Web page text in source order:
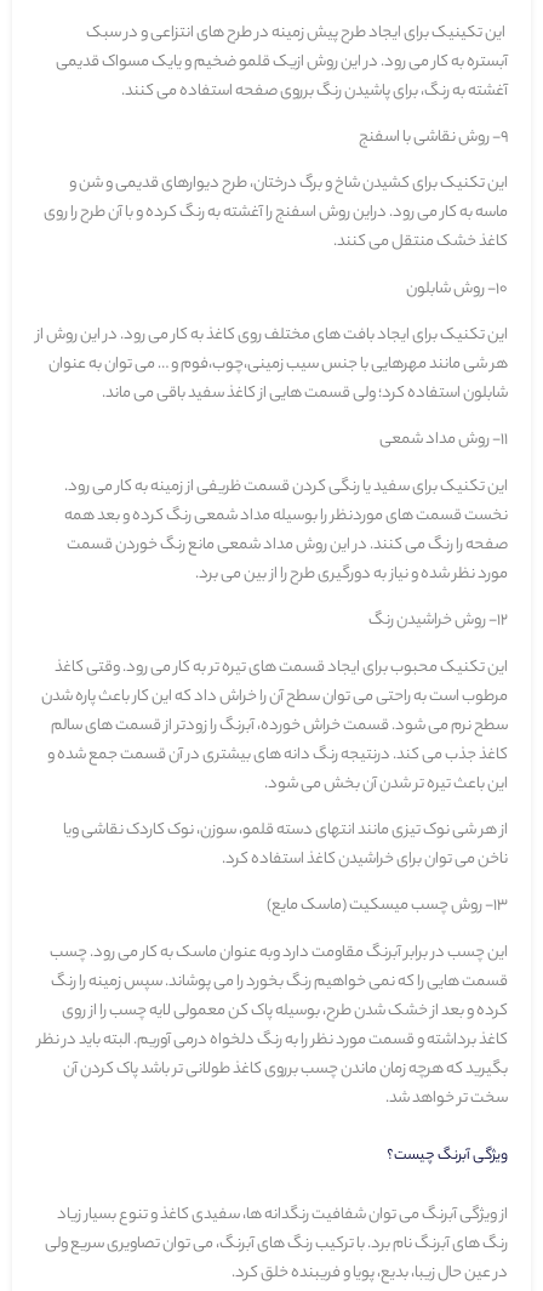
این تکینیک برای ایجاد طرح پیش زمینه در طرح های انتزاعی و در سبک
آبسترهبه کار می رود. در این روش ازیک قلمو ضخیم و یایک مسواک قدیمی
آغشته به رنگ، برای پاشیدن رنگ برروی صفحه استفاده می کنند.
این تکنیک برای کشیدن شاخ و برگ درختان، طرح دیوارهای قدیمی و شن و
ماسه به کار می رود. دراین روش اسفنج را آغشته به رنگ کرده و با آن طرح را روی
کاغذ خشک منتقل می کنند.
این تکنیک برای ایجاد بافت های مختلف روی کاغذ به کار می رود. در این روش از
هر شی مانند مهرهایی با جنس سیب زمینی،چوب،فوم و … می توان به عنوان
شابلون استفاده کرد؛ ولی قسمت هایی از کاغذ سفید باقی می ماند.
این تکنیک برای سفید یا رنگی کردن قسمت ظریفی از زمینه به کار می رود.
نخست قسمت های موردنظر را بوسیله مداد شمعی رنگ کرده و بعد همه
صفحه را رنگ می کنند. در این روش مداد شمعی مانع رنگ خوردن قسمت
مورد نظر شده و نیاز به دورگیری طرح را از بین می برد.
این تکنیک محبوب برای ایجاد قسمت های تیره تر به کار می رود. وقتی کاغذ
مرطوب است به راحتی می توان سطح آن را خراش داد که این کار باعث پاره شدن
سطح نرم می شود. قسمت خراش خورده، آبرنگ را زودتر از قسمت های سالم
کاغذ جذب می کند. درنتیجه رنگ دانه های بیشتری در آن قسمت جمع شده و
این باعث تیره تر شدن آن بخش می شود.
از هر شی نوک تیزی مانند انتهای دسته قلمو، سوزن، نوک کاردک نقاشی ویا
ناخن می توان برای خراشیدن کاغذ استفاده کرد.
این چسب در برابر آبرنگ مقاومت دارد وبه عنوان ماسک به کار می رود. چسب
قسمت هایی را که نمی خواهیم رنگ بخورد را می پوشاند. سپس زمینه را رنگ
کرده و بعد از خشک شدن طرح، بوسیله پاک کن معمولی لایه چسب را از روی
کاغذ برداشته و قسمت مورد نظر را به رنگ دلخواه درمی آوریم. البته باید در نظر
بگیرید که هرچه زمان ماندن چسب برروی کاغذ طولانی تر باشد پاک کردن آن
سخت تر خواهد شد.
ویژگی آبرنگ چیست؟
از ویژگی آبرنگ می توان شفافیت رنگدانه ها، سفیدی کاغذ و تنوع بسیار زیاد
رنگ های آبرنگ نام برد. با ترکیب رنگ های آبرنگ، می توان تصاویری سریع ولی
در عین حال زیبا، بدیع، پویا و فریبنده خلق کرد.